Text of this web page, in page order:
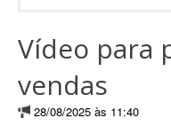
Vídeo para
vendas
28/08/2025 às 11:40